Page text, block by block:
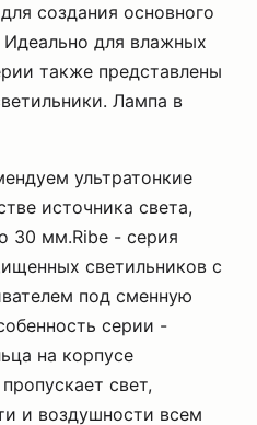
создания основного
для влажных
также представлены
Лампа в
ультратонкие
источника света,
30 мм.Ribe - cерия
светильников с
под сменную
серии -
на корпусе
свет,
и воздушности всем